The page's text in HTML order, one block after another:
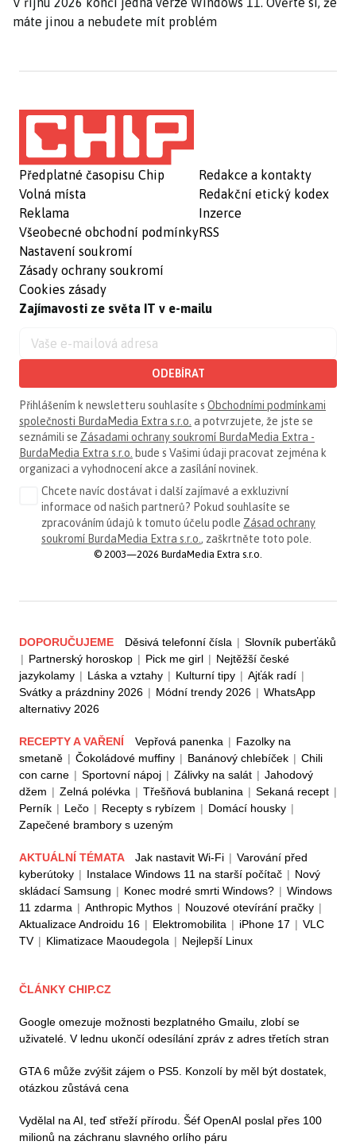
máte jinou a nebudete mít problém
Předplatné časopisu Chip
Volná místa
Reklama
Všeobecné obchodní podmínky
Nastavení soukromí
Zásady ochrany soukromí
Cookies zásady
Redakce a kontakty
Redakční etický kodex
Inzerce
RSS
Zajímavosti ze světa IT v e-mailu
ODEBÍRAT
Přihlášením k newsletteru souhlasíte s Obchodními podmínkami
společnosti BurdaMedia Extra s.r.o. a potvrzujete, že jste se
seznámili se Zásadami ochrany soukromí BurdaMedia Extra -
BurdaMedia Extra s.r.o. bude s Vašimi údaji pracovat zejména k
organizaci a vyhodnocení akce a zasílání novinek.
Chcete navíc dostávat i další zajímavé a exkluzivní
informace od našich partnerů? Pokud souhlasíte se
zpracováním údajů k tomuto účelu podle Zásad ochrany
soukromí BurdaMedia Extra s.r.o., zaškrtněte toto pole.
© 2003—2026 BurdaMedia Extra s.r.o.
DOPORUČUJEME Děsivá telefonní čísla | Slovník puberťáků
| Partnerský horoskop | Pick me girl | Nejtěžší české
jazykolamy | Láska a vztahy | Kulturní tipy | Ajťák radí |
Svátky a prázdniny 2026 | Módní trendy 2026 | WhatsApp
alternativy 2026
RECEPTY A VAŘENÍ Vepřová panenka | Fazolky na
smetaně | Čokoládové muffiny | Banánový chlebíček | Chili
con carne | Sportovní nápoj | Zálivky na salát | Jahodový
džem | Zelná polévka | Třešňová bublanina | Sekaná recept |
Perník | Lečo | Recepty s rybízem | Domácí housky |
Zapečené brambory s uzeným
AKTUÁLNÍ TÉMATA Jak nastavit Wi-Fi | Varování před
kyberútoky | Instalace Windows 11 na starší počítač | Nový
skládací Samsung | Konec modré smrti Windows? | Windows
11 zdarma | Anthropic Mythos | Nouzové otevírání pračky |
Aktualizace Androidu 16 | Elektromobilita | iPhone 17 | VLC
TV | Klimatizace Maoudegola | Nejlepší Linux
ČLÁNKY CHIP.CZ
Google omezuje možnosti bezplatného Gmailu, zlobí se
uživatelé. V lednu ukončí odesílání zpráv z adres třetích stran
GTA 6 může zvýšit zájem o PS5. Konzolí by měl být dostatek,
otázkou zůstává cena
Vydělal na AI, teď střeží přírodu. Šéf OpenAI poslal přes 100
milionů na záchranu slavného orlího páru